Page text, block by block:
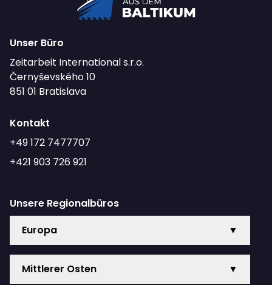
Unser Büro
Zeitarbeit International s.r.o.
Černyševského 10
851 01 Bratislava
Kontakt
+49 172 7477707
+421 903 726 921
Unsere Regionalbüros
Europa
▼
Mittlerer Osten ▼